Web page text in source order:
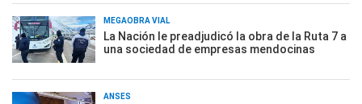
MEGAOBRA VIAL
La Nación le preadjudicó la obra de la Ruta 7 a
una sociedad de empresas mendocinas
ANSES